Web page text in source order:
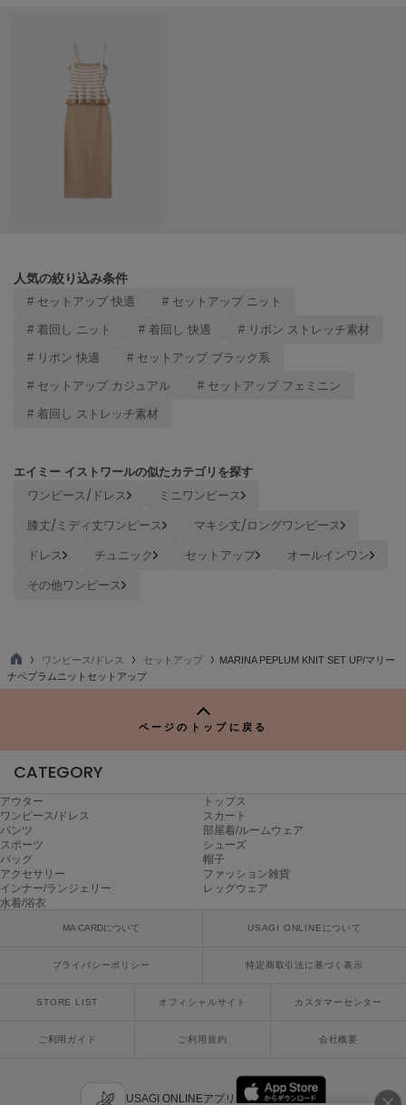
made of Organics
メイドオブオーガニクス
MIESROHE
Mila Owen
MOIGE
モワージュ
MUCHA
ミュシャ
NEW Balance
ニューバランス
ネズ
NIKE
ナウンス
On
Onitsuka Tiger
オニツカ タイガー
ORGUE
オルグ
人気の絞り込み条件
# セットアップ 快適 # セットアップ ニット
# 着回し ニット # 着回し 快適 # リボン ストレッチ素材
# リボン 快適 # セットアップ ブラック系
# セットアップ カジュアル # セットアップ フェミニン
# 着回し ストレッチ素材
エイミー イストワールの似たカテゴリを探す
ワンピース/ドレス
ミニワンピース
膝丈/ミディ丈ワンピース
マキシ丈/ロングワンピース
ドレス
チュニック セットアップ
オールインワン
その他ワンピース
TO
P
ワンピース/ドレス セットアップ
MARINA PEPLUM KNIT SET UP/マリー
ナペプラムニットセットアップ
ページのトップに戻る
CATEGORY
アウター
トップス
ワンピース/ドレス
スカート
パンツ
部屋着/ルームウェア
スポーツ
シューズ
バッグ
帽子
アクセサリー
ファッション雑貨
インナー/ランジェリー
レッグウェア
水着/浴衣
MA CARDについて USAGI ONLINEについて
プライバシーポリシー 特定商取引法に基づく表示
STORE LIST オフィシャルサイト カスタマーセンター
ご利用ガイド ご利用規約 会社概要
USAGI ONLINEアプリ